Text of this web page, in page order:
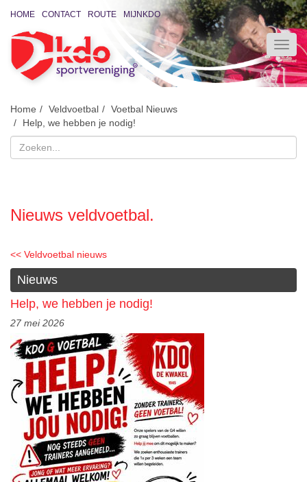
HOME CONTACT ROUTE MIJNKDO
Home Veldvoetbal
Voetbal Nieuws
Help, we hebben je nodig!
Nieuws veldvoetbal.
<< Veldvoetbal nieuws
Nieuws
Help, we hebben je nodig!
27 mei 2026